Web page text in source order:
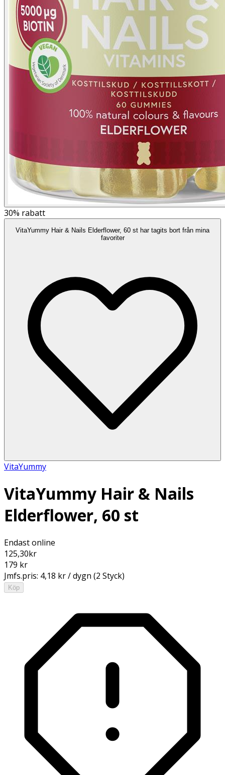
30% rabatt
VitaYummy Hair & Nails Elderflower, 60 st har tagits bort från mina
favoriter
VitaYummy
VitaYummy Hair & Nails
Elderflower, 60 st
Endast online
125,30kr
179 kr
Jmfs.pris: 4,18 kr / dygn (2 Styck)
Köp